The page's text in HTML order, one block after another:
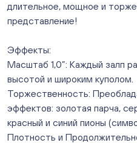
Невский. Черкасская 17 (г.
Черкасская, д.17/1, за ТК
Нет в наличии
Овчинникова, д 12
12А)
ежедневно с 10:00 до
Нет в наличии
Слава. Копейск, пр.Славы
8/1, ТЦ "Слава")
длительное, мощное и
представление!
Эффекты:
Масштаб 1,0”: Каждый залп
высотой и широким куполом.
Торжественность:
эффектов: золотая парча,
красный и синий пионы
Плотность и